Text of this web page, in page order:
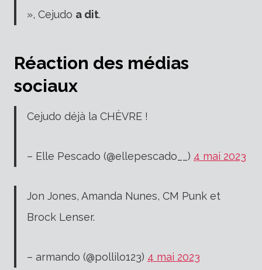
», Cejudo a dit.
Réaction des médias
sociaux
Cejudo déjà la CHÈVRE !
– Elle Pescado (@ellepescado__) 4 mai 2023
Jon Jones, Amanda Nunes, CM Punk et
Brock Lenser.
– armando (@pollilo123) 4 mai 2023